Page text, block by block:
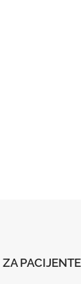
ZA PACIJENTE